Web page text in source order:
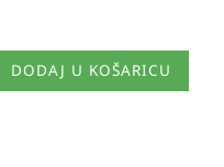
DODAJ U KOŠARICU